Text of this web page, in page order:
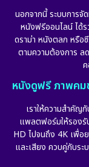
นอกจากนี้ ระบบการจั
หนังฟรีออนไลน์ ได้
ดราม่า หนังตลก หรือ
ตามความต้องการ ล
หนังดูฟรี ภาพค
เราให้ความสำคั
แพลตฟอร์มให้รอง
HD ไปจนถึง 4K เพื่อ
และเสียง ควบคู่กับระ